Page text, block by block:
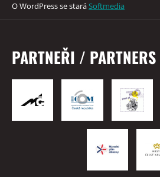
O WordPress se staráSoftmedia
PARTNEŘI / PARTNERS